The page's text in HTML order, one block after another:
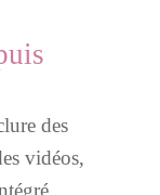
des
vidéos,